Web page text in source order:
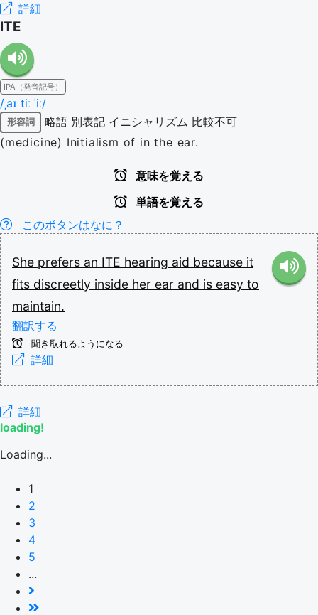
詳細
ITE
IPA（発音記号）
/ˌaɪ tiː ˈiː/
形容詞 略語 別表記 イニシャリズム 比較不可
(medicine) Initialism of in the ear.
意味を覚える
単語を覚える
このボタンはなに？
She prefers an ITE hearing aid because it
fits discreetly inside her ear and is easy to
maintain.
翻訳する
聞き取れるようになる
詳細
詳細
loading!
Loading...
1
2
3
4
5
...